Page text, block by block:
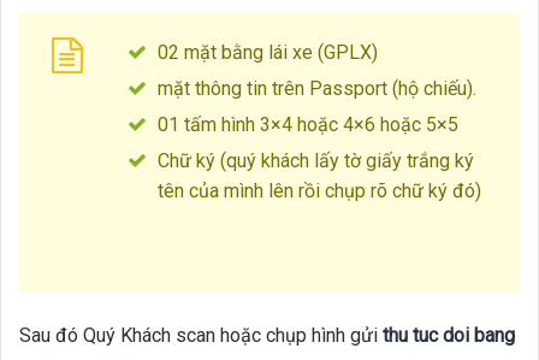
02 mặt bằng lái xe (GPLX)
mặt thông tin trên Passport (hộ chiếu).
01 tấm hình 3×4 hoặc 4×6 hoặc 5×5
Chữ ký (quý khách lấy tờ giấy trắng ký
tên của mình lên rồi chụp rõ chữ ký đó)
Sau đó Quý Khách scan hoặc chụp hình gửi thu tuc doi bang